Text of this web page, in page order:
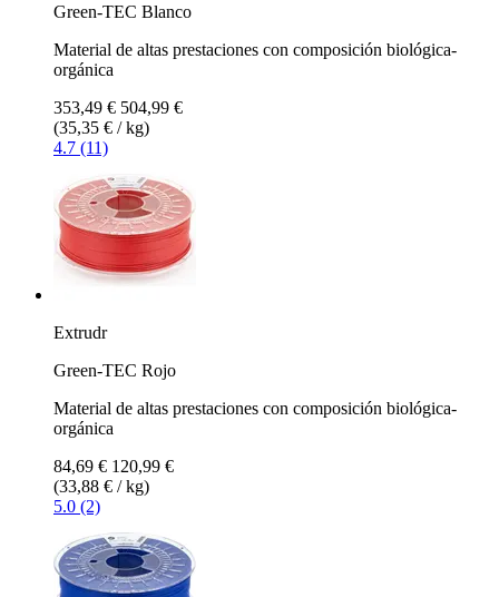
Green-TEC Blanco
Material de altas prestaciones con composición biológica-
orgánica
353,49 € 504,99 €
(35,35 € / kg)
4.7 (11)
Extrudr
Green-TEC Rojo
Material de altas prestaciones con composición biológica-
orgánica
84,69 € 120,99 €
(33,88 € / kg)
5.0 (2)